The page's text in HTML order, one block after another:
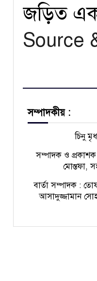
জড়িত
Source
সম্পাদকীয় :
চিনু
সম্পাদক ও প্রকাশক
মোস্তফা,
বার্তা সম্পাদক :
আসাদুজ্জামান